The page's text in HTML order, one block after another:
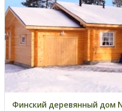
Финский деревянный дом